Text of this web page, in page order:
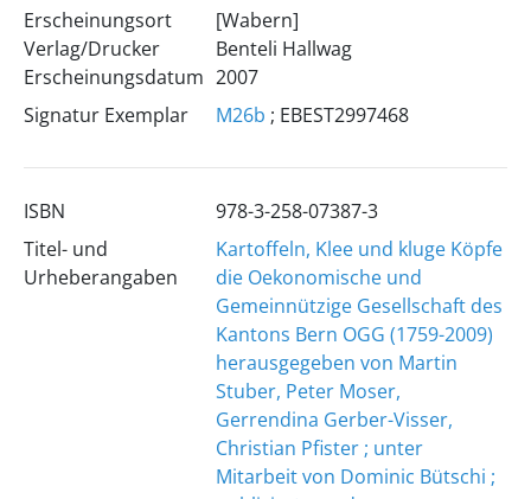
Erscheinungsort
Verlag/Drucker
Erscheinungsdatum
[Wabern]
Benteli Hallwag
2007
Signatur Exemplar
M26b ; EBEST2997468
ISBN
978-3-258-07387-3
Titel- und
Urheberangaben
Kartoffeln, Klee und kluge Köpfe
die Oekonomische und
Gemeinnützige Gesellschaft des
Kantons Bern OGG (1759-2009)
herausgegeben von Martin
Stuber, Peter Moser,
Gerrendina Gerber-Visser,
Christian Pfister ; unter
Mitarbeit von Dominic Bütschi ;